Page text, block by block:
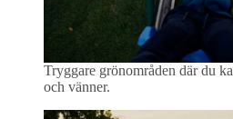
Tryggare grönområden där du
och vänner.